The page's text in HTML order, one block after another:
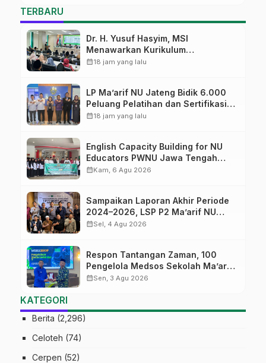
TERBARU
Dr. H. Yusuf Hasyim, MSI
Menawarkan Kurikulum
Diversifikasi, Harapan Baru dalam
calendar_month18 jam yang lalu
LP Ma’arif NU Jateng Bidik 6.000
Peluang Pelatihan dan Sertifikasi
bagi Lulusan SMK
calendar_month18 jam yang lalu
English Capacity Building for NU
Educators PWNU Jawa Tengah
Batch#4; Membuka Jalan Menuju
calendar_monthKam, 6 Agu 2026
Sampaikan Laporan Akhir Periode
2024–2026, LSP P2 Ma’arif NU
Jateng Mantapkan Sinergi Link and
calendar_monthSel, 4 Agu 2026
Respon Tantangan Zaman, 100
Pengelola Medsos Sekolah Ma’arif
Pekalongan Ikuti Pelatihan Literasi
calendar_monthSen, 3 Agu 2026
KATEGORI
Berita (2,296)
Celoteh (74)
Cerpen (52)